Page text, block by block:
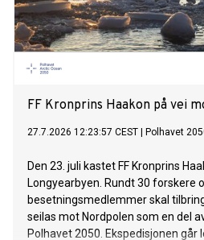
FF Kronprins Haakon på vei
27.7.2026 12:23:57 CEST Polhavet
Den 23. juli kastet FF Kronprins
Longyearbyen. Rundt 30 forskere
besetningsmedlemmer skal
seilas mot Nordpolen som en del
Polhavet 2050. Ekspedisjonen går